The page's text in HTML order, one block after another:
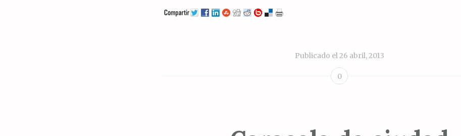
Publicado el26 abril, 2013
0